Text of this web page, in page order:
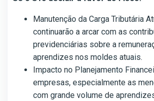
Manutenção da Carga Tributária
continuarão a arcar com as
previdenciárias sobre a
aprendizes nos moldes atuais.
Impacto no Planejamento
empresas, especialmente as
com grande volume de